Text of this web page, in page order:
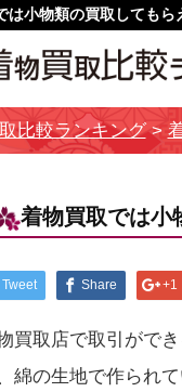
は小物類の買取してもら
比較ランキング>
着物買取では小
Tweet Share +1
買取店で取引がで
綿の生地で作られ